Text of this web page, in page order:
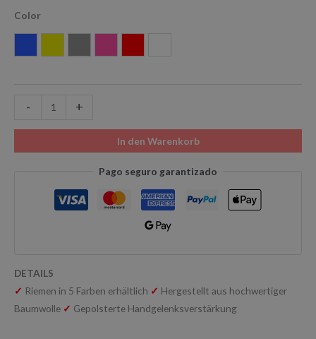
Color
Blau Gelb Grau Rosa Rot
- +
In den Warenkorb
Pago seguro garantizado
DETAILS
✓ Riemen in 5 Farben erhältlich ✓ Hergestellt aus hochwertiger
Baumwolle ✓ Gepolsterte Handgelenksverstärkung